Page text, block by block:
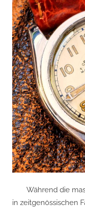
Während die
in zeitgenössischen